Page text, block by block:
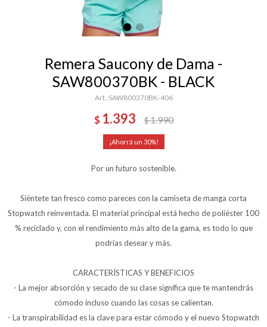
Remera Saucony de Dama -
SAW800370BK - BLACK
SAW800370BK-406
$ 1.393 $1.990
30
Por un futuro sostenible.
Siéntete tan fresco como pareces con la camiseta de manga corta
Stopwatch reinventada. El material principal está hecho de poliéster 100
% reciclado y, con el rendimiento más alto de la gama, es todo lo que
podrías desear y más.
CARACTERÍSTICAS Y BENEFICIOS
- La mejor absorción y secado de su clase significa que te mantendrás
cómodo incluso cuando las cosas se calientan.
- La transpirabilidad es la clave para estar cómodo y el nuevo Stopwatch